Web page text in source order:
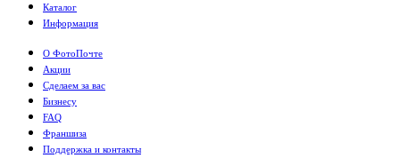
Каталог
Информация
О ФотоПочте
Акции
Сделаем за вас
Бизнесу
FAQ
Франшиза
Поддержка и контакты